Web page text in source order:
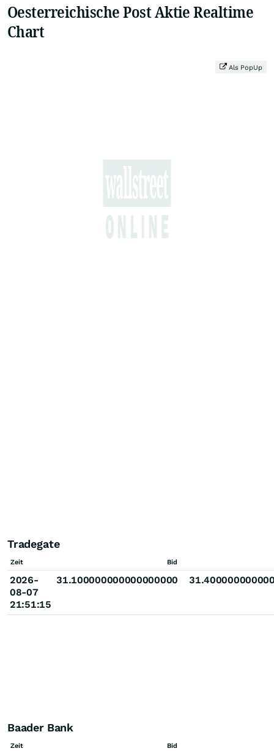
Oesterreichische Post Aktie Realtime
Chart
Als PopUp
Tradegate
Zeit Bid
2026-
08-07
21:51:15
31.100000000000000000
Baader Bank
Zeit Bid